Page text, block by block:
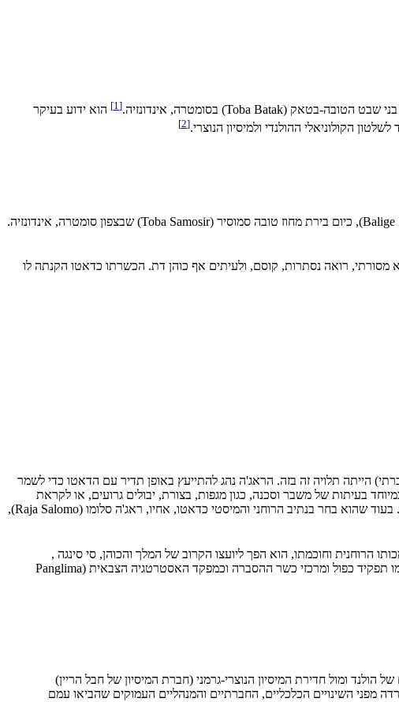
שבט הטובה-בטאק (Toba Batak) בסומטרה, אינדונזיה.[
1
] הוא ידוע בעיקר
[
2
]
Balige), כיום בירת מחוז טובה סמוסיר (Toba Samosir) שבצפון סומטרה, אינדונזיה.
רואה נסתרות, קוסם, ולעיתים אף כוהן דת. הכשרתו כדאטו הקנתה לו
הייתה תלויה זה בזה. הראג'ה נהג להתייעץ באופן תדיר עם הדאטו כדי לשמר
בעיתות של משבר וסכנה, כגון מגפות, בצורת, יבולים גרועים, או לקראת
שהוא בחר בנתיב הרוחני והמיסטי כדאטו, אחיו, ראג'ה סלומו (Raja Salomo
),
, סומלאינג נתפס כשומר מובהק של התרבות והמסורת המקורית של בני הטובה-בטאק. בשל סמכותו הרוחנית וחוכמתו, הוא הפך ליועצו הקרוב של המלך והכוהן, סי סינגה
תפקיד כפול ומרכזי כשר ההסברה וכמפקד האסטרטגיה הצבאית (Panglima
של הולנד ומול חדירת המיסיון הנוצרי-גרמני (חברת המיסיון של חבל הריין)
מפני השינויים הכלכליים, החברתיים והמנהליים העמוקים שהביאו עמם